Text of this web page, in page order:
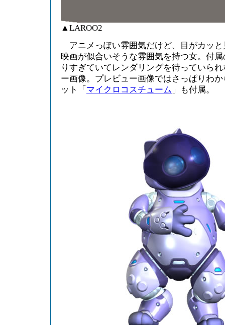
▲LAROO2
アニメっぽい雰囲気だけど、目がカッ
映画が似合いそうな雰囲気を持つ女。付
りすぎていてレンダリングを待っていら
ー画像。プレビュー画像ではさっぱりわ
ット「 マイクロコスチューム 」も付属。